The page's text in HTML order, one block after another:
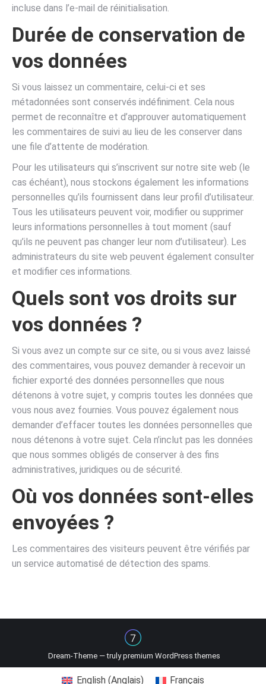
incluse dans l’e-mail de réinitialisation.
Durée de conservation de
vos données
Si vous laissez un commentaire, celui-ci et ses
métadonnées sont conservés indéfiniment. Cela nous
permet de reconnaître et d’approuver automatiquement
les commentaires de suivi au lieu de les conserver dans
une file d’attente de modération.
Pour les utilisateurs qui s’inscrivent sur notre site web (le
cas échéant), nous stockons également les informations
personnelles qu’ils fournissent dans leur profil d’utilisateur.
Tous les utilisateurs peuvent voir, modifier ou supprimer
leurs informations personnelles à tout moment (sauf
qu’ils ne peuvent pas changer leur nom d’utilisateur). Les
administrateurs du site web peuvent également consulter
et modifier ces informations.
Quels sont vos droits sur
vos données ?
Si vous avez un compte sur ce site, ou si vous avez laissé
des commentaires, vous pouvez demander à recevoir un
fichier exporté des données personnelles que nous
détenons à votre sujet, y compris toutes les données que
vous nous avez fournies. Vous pouvez également nous
demander d’effacer toutes les données personnelles que
nous détenons à votre sujet. Cela n’inclut pas les données
que nous sommes obligés de conserver à des fins
administratives, juridiques ou de sécurité.
Où vos données sont-elles
envoyées ?
Les commentaires des visiteurs peuvent être vérifiés par
un service automatisé de détection des spams.
Dream-Theme — trulypremium WordPress themes
English(Anglais) Français